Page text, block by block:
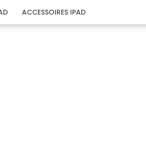
ACCESSOIRES IPAD